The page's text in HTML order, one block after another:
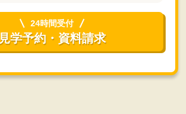
24時間受付
見学予約・資料請求